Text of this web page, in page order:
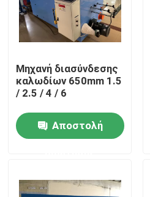
Μηχανή διασύνδεσης
καλωδίων 650mm 1.5
/ 2.5 / 4 / 6
Αποστολή